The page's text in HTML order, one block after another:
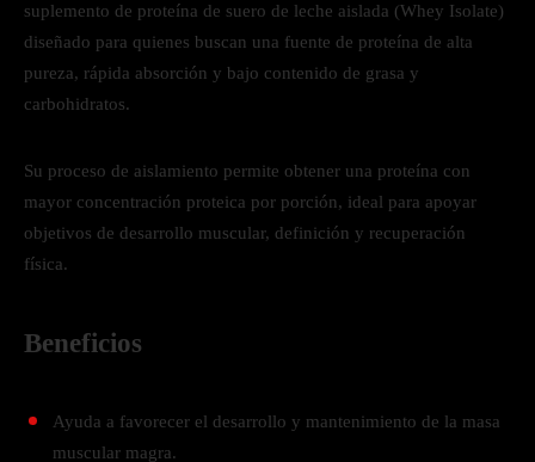
suplemento de proteína de suero de leche aislada (Whey Isolate)
diseñado para quienes buscan una fuente de proteína de alta
pureza, rápida absorción y bajo contenido de grasa y
carbohidratos.
Su proceso de aislamiento permite obtener una proteína con
mayor concentración proteica por porción, ideal para apoyar
objetivos de desarrollo muscular, definición y recuperación
física.
Beneficios
Ayuda a favorecer el desarrollo y mantenimiento de la masa
muscular magra.